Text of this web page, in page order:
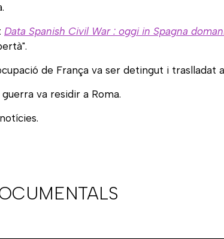
Data Spanish Civil War : oggi in Spagna
de França va ser detingut i traslladat
va residir a Roma.